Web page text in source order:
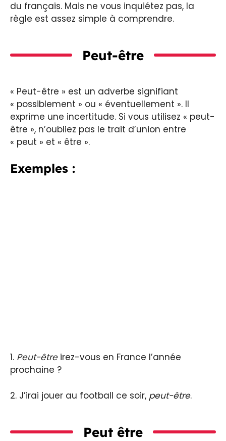
du français. Mais ne vous inquiétez pas, la
règle est assez simple à comprendre.
Peut-être
« Peut-être » est un adverbe signifiant
« possiblement » ou « éventuellement ». Il
exprime une incertitude. Si vous utilisez « peut-
être », n’oubliez pas le trait d’union entre
« peut » et « être ».
Exemples :
1. Peut-êtreirez-vous en France l’année
prochaine ?
2. J’irai jouer au football ce soir, peut-être.
Peut être